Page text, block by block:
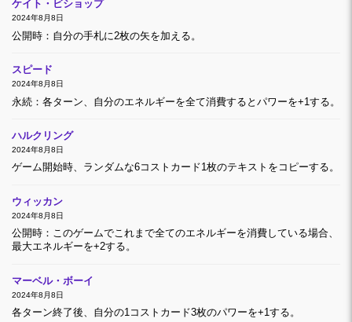
ケイト・ビショップ
2024年8月8日
公開時：自分の手札に2枚の矢を加える。
スピード
2024年8月8日
永続：各ターン、自分のエネルギーを全て消費するとパワーを+1する。
ハルクリング
2024年8月8日
ゲーム開始時、ランダムな6コストカード1枚のテキストをコピーする。
ウィッカン
2024年8月8日
公開時：このゲームでこれまで全てのエネルギーを消費している場合、
最大エネルギーを+2する。
マーベル・ボーイ
2024年8月8日
各ターン終了後、自分の1コストカード3枚のパワーを+1する。